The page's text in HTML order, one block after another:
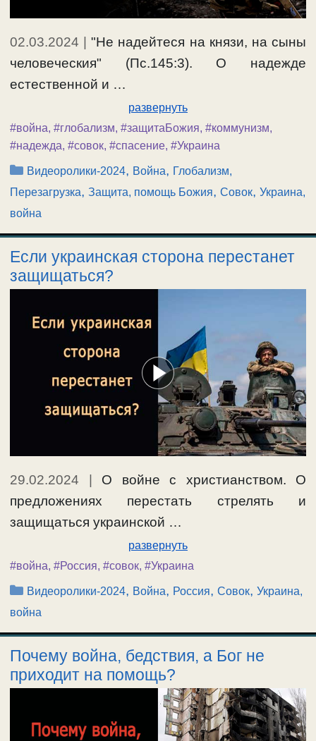
02.03.2024 |"Не надeйтеся на князи, на сыны
человeческия" (Пс.145:3). О надежде
естественной и …
развернуть
#война, #глобализм, #защитаБожия, #коммунизм,
#надежда, #совок, #спасение, #Украина
Рубрики
Видеоролики-2024, Война, Глобализм,
Перезагрузка, Защита, помощь Божия, Совок, Украина,
война
Если украинская сторона перестанет
защищаться?
29.02.2024 | О войне с христианством. О
предложениях перестать стрелять и
защищаться украинской …
развернуть
#война, #Россия, #совок, #Украина
Рубрики
Видеоролики-2024, Война, Россия,Совок,Украина,
война
Почему война, бедствия, а Бог не
приходит на помощь?